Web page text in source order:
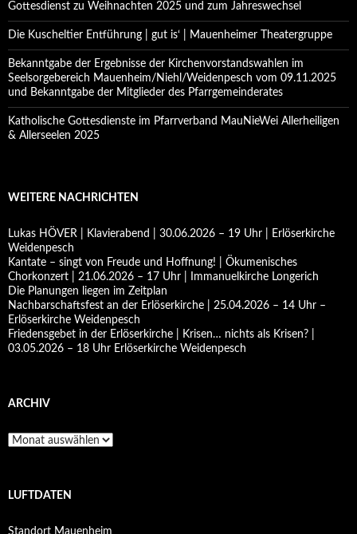
Gottesdienst zu Weihnachten 2025 und zum Jahreswechsel
Die Kuscheltier Entführung | gut is‘ | Mauenheimer Theatergruppe
Bekanntgabe der Ergebnisse der Kirchenvorstandswahlen im
Seelsorgebereich Mauenheim/Niehl/Weidenpesch vom 09.11.2025
und Bekanntgabe der Mitglieder des Pfarrgemeinderates
Katholische Gottesdienste im Pfarrverband MauNieWei Allerheiligen
& Allerseelen 2025
WEITERE NACHRICHTEN
Lukas HÖVER | Klavierabend | 30.06.2026 – 19 Uhr | Erlöserkirche
Weidenpesch
Kantate – singt von Freude und Hoffnung! | Ökumenisches
Chorkonzert | 21.06.2026 – 17 Uhr | Immanuelkirche Longerich
Die Planungen liegen im Zeitplan
Nachbarschaftsfest an der Erlöserkirche | 25.04.2026 – 14 Uhr –
Erlöserkirche Weidenpesch
Friedensgebet in der Erlöserkirche | Krisen… nichts als Krisen? |
03.05.2026 – 18 Uhr Erlöserkirche Weidenpesch
ARCHIV
Archiv
LUFTDATEN
Standort Mauenheim